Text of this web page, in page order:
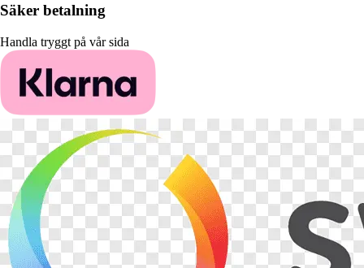
Säker betalning
Handla tryggt på vår sida